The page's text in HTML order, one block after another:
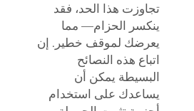
تجاوزت هذا الحد، فقد
ينكسر الحزام— مما
يعرضك لموقف خطير. إن
اتباع هذه النصائح
البسيطة يمكن أن
يساعدك على استخدام